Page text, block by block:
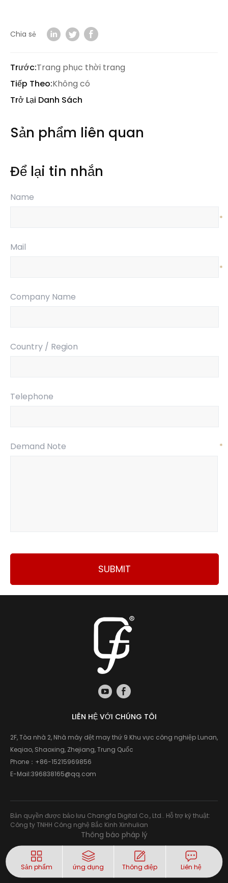
Chia sẻ
Trước:Trang phục thời trang
Tiếp Theo:Không có
Trở Lại Danh Sách
Sản phẩm liên quan
Để lại tin nhắn
Name
*
Mail
*
Company Name
Country / Region
Telephone
Demand Note *
SUBMIT
LIÊN HỆ VỚI CHÚNG TÔI
2F, Tòa nhà 2, Nhà máy dệt may thứ 9 Khu vực công nghiệp Lunan,
Keqiao, Shaoxing, Zhejiang, Trung Quốc
Phone： +86-15215969856
E-Mail:396838165@qq.com
Bản quyền được bảo lưu Changfa Digital Co., Ltd.. Hỗ trợ kỹ thuật:
Công ty TNHH Công nghệ Bắc Kinh Xinhulian
Thông báo pháp lý
Sản phẩm ứng dụng Thông điệp Liên hệ